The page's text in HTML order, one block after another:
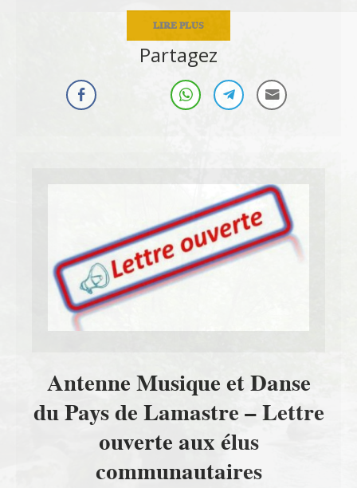
LIRE PLUS
Partagez
Antenne Musique et Danse
du Pays de Lamastre – Lettre
ouverte aux élus
communautaires